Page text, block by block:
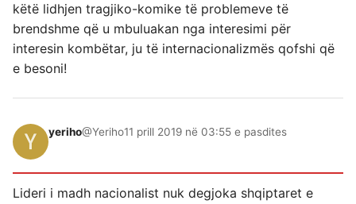
këtë lidhjen tragjiko-komike të problemeve të
brendshme që u mbuluakan nga interesimi për
interesin kombëtar, ju të internacionalizmës qofshi që
e besoni!
yeriho@Yeriho11 prill 2019 në 03:55 e pasdites
Lideri i madh nacionalist nuk degjoka shqiptaret e